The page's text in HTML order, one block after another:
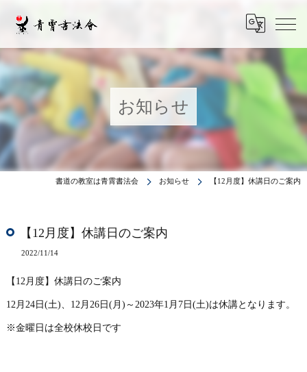
お知らせ
書道の教室は青霄書法会 お知らせ 【12月度】休講日のご案内
【12月度】休講日のご案内
2022/11/14
【12月度】休講日のご案内
12月24日(土)、12月26日(月)～2023年1月7日(土)は休講となります。
※金曜日は全校休校日です